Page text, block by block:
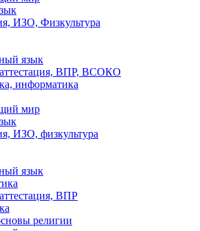
ИЗО, Физкультура
язык
ВПР, ВСОКО
информатика
мир
ИЗО, физкультура
язык
ВПР
религии